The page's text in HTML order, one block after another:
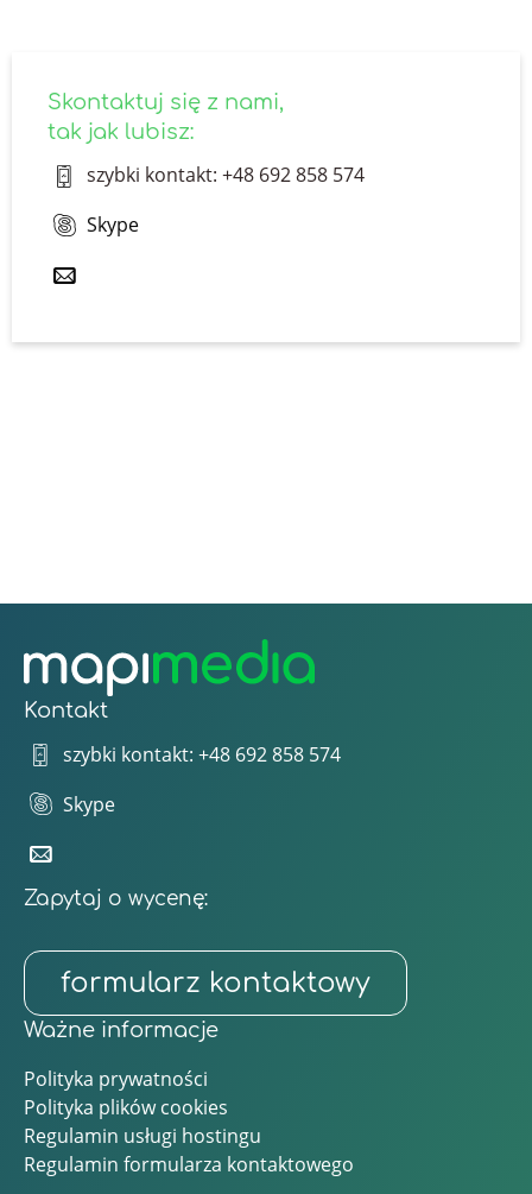
Skontaktuj się z nami,
tak jak lubisz:
szybki kontakt: +48 692 858 574
Skype
Kontakt
szybki kontakt: +48 692 858 574
Skype
Zapytaj o wycenę:
formularz kontaktowy
Ważne informacje
Polityka prywatności
Polityka plików cookies
Regulamin usługi hostingu
Regulamin formularza kontaktowego